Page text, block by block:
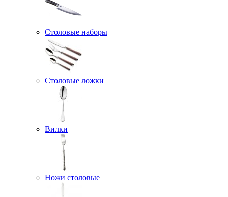
Столовые наборы
Столовые ложки
Вилки
Ножи столовые